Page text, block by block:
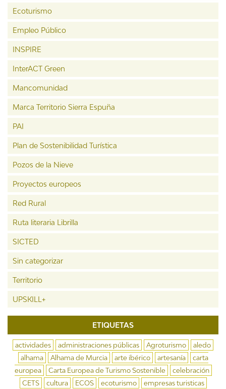
Ecoturismo
Empleo Público
INSPIRE
InterACT Green
Mancomunidad
Marca Territorio Sierra Espuña
PAI
Plan de Sostenibilidad Turística
Pozos de la Nieve
Proyectos europeos
Red Rural
Ruta literaria Librilla
SICTED
Sin categorizar
Territorio
UPSKILL+
ETIQUETAS
actividades administraciones públicas Agroturismo
aledo
alhama
Alhama de Murcia arte ibérico artesanía
carta
europea
Carta Europea de Turismo Sostenible
celebración
CETS
cultura ECOS ecoturismo
empresas turisticas